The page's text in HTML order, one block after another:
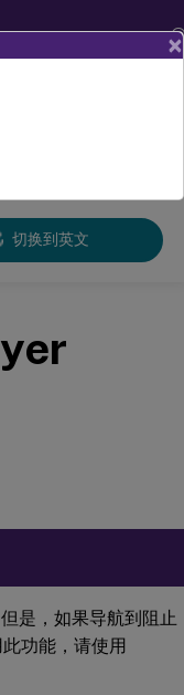
切换到英文
是，如果导航到阻止
功能，请使用
×